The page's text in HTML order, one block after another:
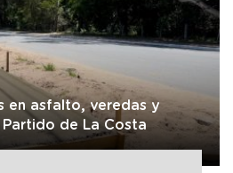
en asfalto, veredas y
Partido de La Costa